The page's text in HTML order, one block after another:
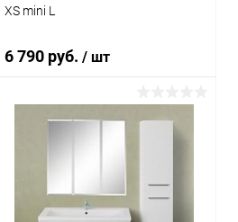
XS mini L
6 790 руб./ шт
В избранное Под заказ